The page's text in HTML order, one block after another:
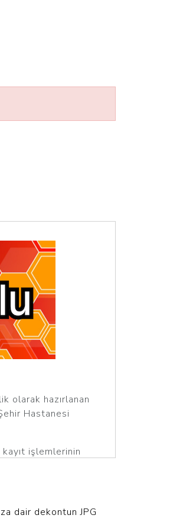
olarak hazırlanan
Hastanesi
işlemlerinin
1+2
dair dekontun JPG